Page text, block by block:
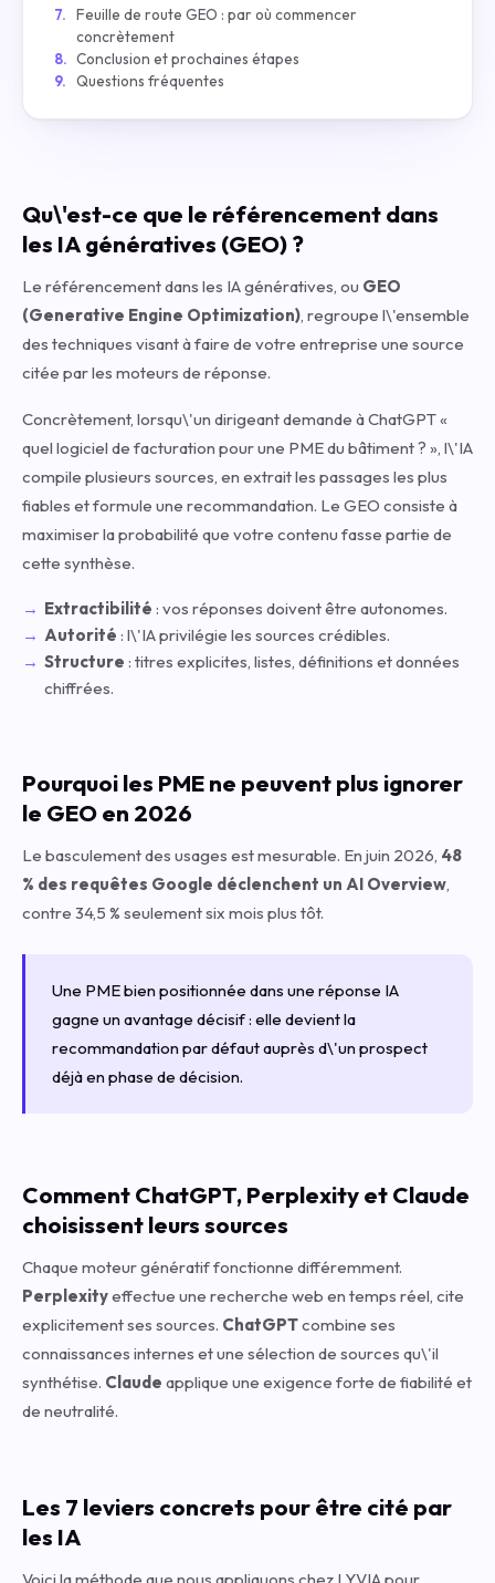
Feuille de route GEO : par où commencer
concrètement
Conclusion et prochaines étapes
Questions fréquentes
Qu\'est-ce que le référencement dans
les IA génératives (GEO) ?
Le référencement dans les IA génératives, ou GEO
(Generative Engine Optimization), regroupe l\'ensemble
des techniques visant à faire de votre entreprise une source
citée par les moteurs de réponse.
Concrètement, lorsqu\'un dirigeant demande à ChatGPT «
quel logiciel de facturation pour une PME du bâtiment ? », l\'IA
compile plusieurs sources, en extrait les passages les plus
fiables et formule une recommandation. Le GEO consiste à
maximiser la probabilité que votre contenu fasse partie de
cette synthèse.
Extractibilité : vos réponses doivent être autonomes.
Autorité : l\'IA privilégie les sources crédibles.
Structure : titres explicites, listes, définitions et données
chiffrées.
Pourquoi les PME ne peuvent plus ignorer
le GEO en 2026
Le basculement des usages est mesurable. En juin 2026, 48
% des requêtes Google déclenchent un AI Overview,
contre 34,5 % seulement six mois plus tôt.
Une PME bien positionnée dans une réponse IA
gagne un avantage décisif : elle devient la
recommandation par défaut auprès d\'un prospect
déjà en phase de décision.
Comment ChatGPT, Perplexity et Claude
choisissent leurs sources
Chaque moteur génératif fonctionne différemment.
Perplexityeffectue une recherche web en temps réel, cite
explicitement ses sources. ChatGPTcombine ses
connaissances internes et une sélection de sources qu\'il
synthétise. Claude applique une exigence forte de fiabilité et
de neutralité.
Les 7 leviers concrets pour être cité par
les IA